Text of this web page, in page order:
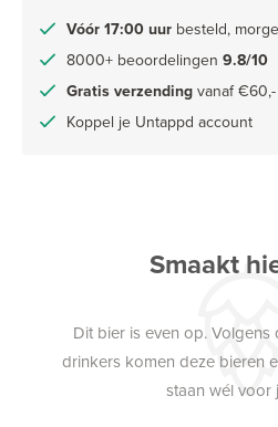
Vóór 17:00 uur besteld,
8000+ beoordelingen 9.8/10
Gratis verzending vanaf
Koppel je Untappd account
Smaakt
Dit bier is even op.
drinkers komen deze bieren
staan wél voor